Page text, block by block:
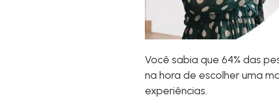
Você sabia que 64% das
na hora de escolher uma
experiências.